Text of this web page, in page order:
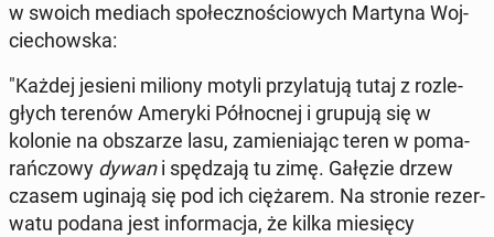
w swoich mediach spo­łecz­no­ścio­wych Martyna Woj­
cie­chow­ska:
"Każdej jesieni miliony motyli przy­la­tu­ją tutaj z roz­le­
głych terenów Ameryki Pół­noc­nej i grupują się w
kolonie na ob­sza­rze lasu, za­mie­nia­jąc teren w po­ma­
rań­czo­wy dywani spę­dza­ją tu zimę. Gałęzie drzew
czasem uginają się pod ich cię­ża­rem. Na stronie re­zer­
wa­tu podana jest in­for­ma­cja, że kilka mie­się­cy